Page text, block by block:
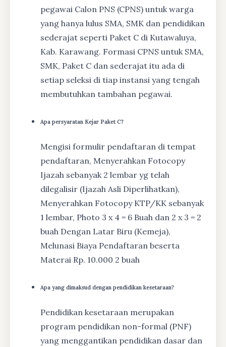
pegawai Calon PNS (CPNS) untuk warga
yang hanya lulus SMA, SMK dan pendidikan
sederajat seperti Paket C di Kutawaluya,
Kab. Karawang. Formasi CPNS untuk SMA,
SMK, Paket C dan sederajat itu ada di
setiap seleksi di tiap instansi yang tengah
membutuhkan tambahan pegawai.
Apa persyaratan Kejar Paket C?
Mengisi formulir pendaftaran di tempat
pendaftaran, Menyerahkan Fotocopy
Ijazah sebanyak 2 lembar yg telah
dilegalisir (Ijazah Asli Diperlihatkan),
Menyerahkan Fotocopy KTP/KK sebanyak
1 lembar, Photo 3 x 4 = 6 Buah dan 2 x 3 = 2
buah Dengan Latar Biru (Kemeja),
Melunasi Biaya Pendaftaran beserta
Materai Rp. 10.000 2 buah
Apa yang dimaksud dengan pendidikan kesetaraan?
Pendidikan kesetaraan merupakan
program pendidikan non-formal (PNF)
yang menggantikan pendidikan dasar dan